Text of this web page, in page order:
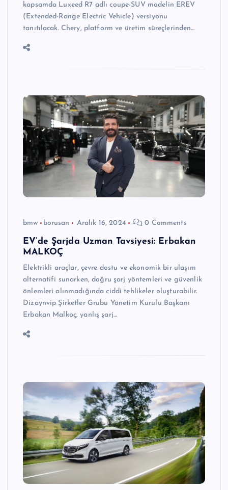
kapsamda Luxeed R7 adlı coupe-SUV modelin EREV
(Extended-Range Electric Vehicle) versiyonu
tanıtılacak. Chery, platform ve üretim süreçlerinden…
bmw borusan Aralık 16, 2024 0 Comments
EV’de Şarjda Uzman Tavsiyesi: Erbakan
MALKOÇ
Elektrikli araçlar, çevre dostu ve ekonomik bir ulaşım
alternatifi sunarken, doğru şarj yöntemleri ve güvenlik
önlemleri alınmadığında ciddi tehlikeler oluşturabilir.
Dizaynvip Şirketler Grubu Yönetim Kurulu Başkanı
Erbakan Malkoç, yanlış şarj…